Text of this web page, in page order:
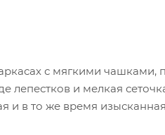
с мягкими
лепестков и мелкая
и в то же время